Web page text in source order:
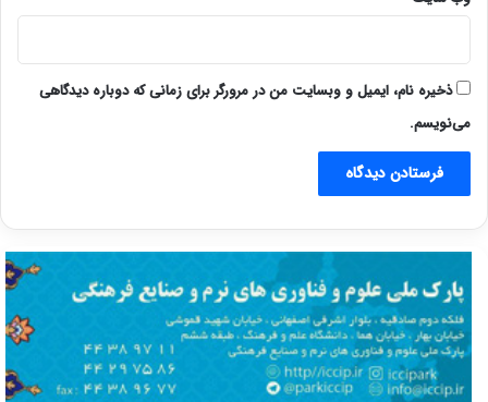
ذخیره نام، ایمیل و وبسایت من در مرورگر برای زمانی که دوباره دیدگاهی
می‌نویسم.